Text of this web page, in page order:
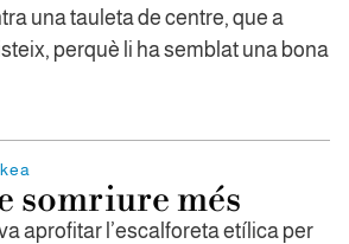
una tauleta de centre, que a
perquè li ha semblat una bona
somriure més
aprofitar l’escalforeta etílica per